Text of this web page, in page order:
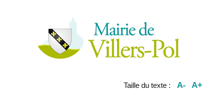
Taille du texte : A- A+